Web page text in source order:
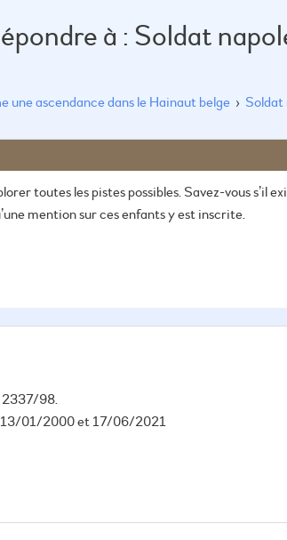
à : Soldat
une ascendance dans le Hainaut belge › Soldat
toutes les pistes possibles. Savez-vous
mention sur ces enfants y est inscrite.
2337/98.
01/2000 et 17/06/2021